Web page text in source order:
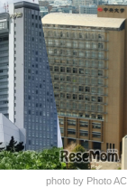
photo by Photo AC